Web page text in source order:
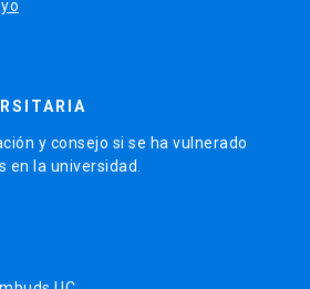
y consejo si se ha vulnerado
en la universidad.